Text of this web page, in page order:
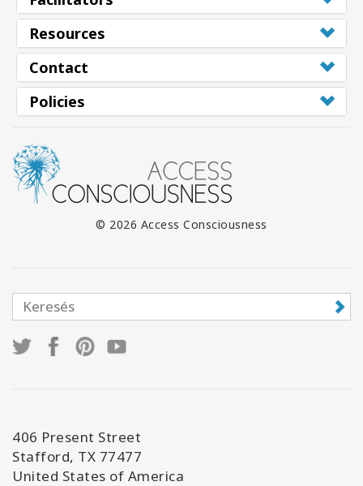
Resources
Contact
Policies
© 2026 Access Consciousness
406 Present Street
Stafford, TX 77477
United States of America